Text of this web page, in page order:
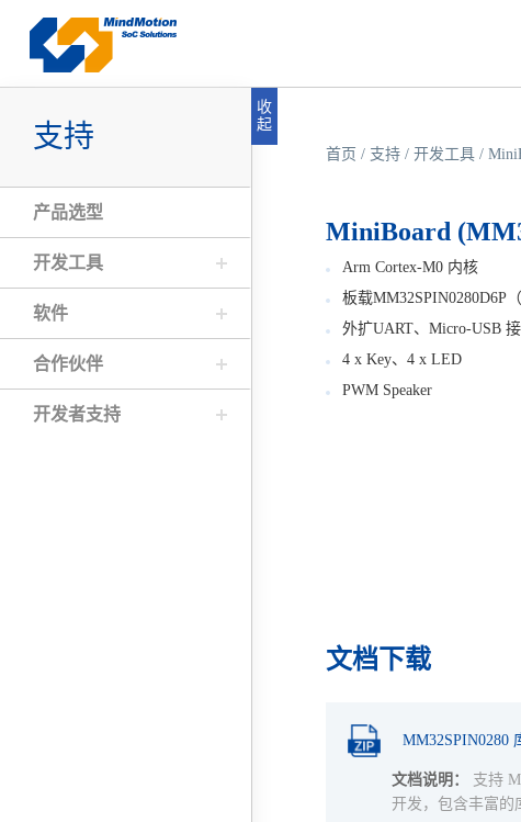
收
起
支持
产品选型
开发工具
软件
合作伙伴
开发者支持
首页 / 支持 /开发工具 /
MiniBoard
Arm Cortex-M0 内核
板载MM32SPIN0280D6P（
外扩UART、Micro-USB
4 x Key、4 x LED
PWM Speaker
文档下载
MM32SPIN0280
文档说明：
支持
开发，包含丰富的